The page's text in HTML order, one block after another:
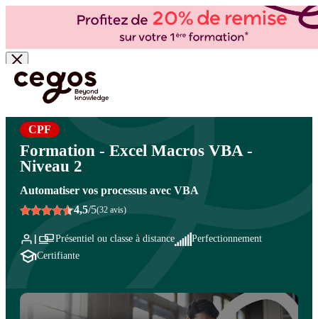
Skip to main content
Vous êtes ici : Accueil >Cegos, organisme de formation à Paris et en régions
- PAO/CAO> Logiciels bureautique
CPF
Formation - Excel Macros VBA -
Niveau 2
Automatiser vos processus avec VBA
4,5/5(32 avis)
Présentiel ou classe à distance
Perfectionnement
Certifiante